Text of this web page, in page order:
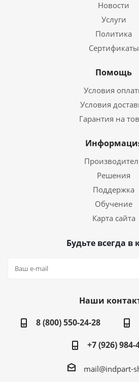
Новости
Услуги
Политика
Сертификаты
Помощь
Условия
Условия
Гарантия на
Решения
Поддержка
Обучение
Карта сайта
Будьте всегда в
Наши
8 (800) 550-24-28
+7 (926) 984-
mail@indpart-